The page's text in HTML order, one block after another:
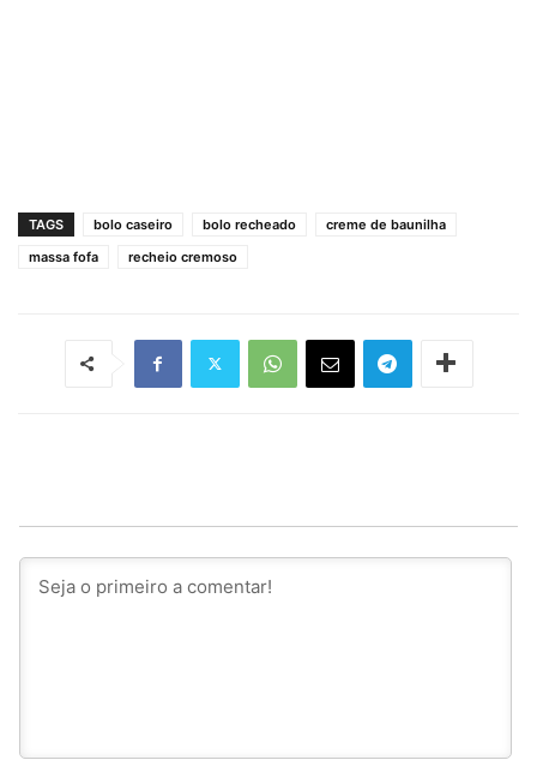
TAGS bolo caseiro bolo recheado
creme de baunilha
massa fofa
recheio cremoso